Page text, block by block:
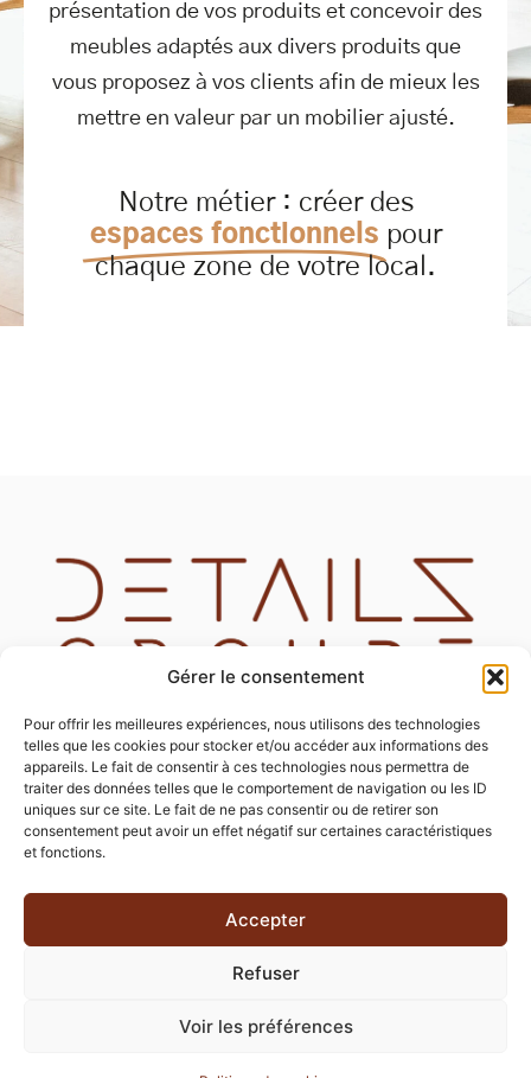
Gérer le consentement
Pour offrir les meilleures expériences, nous utilisons des technologies
telles que les cookies pour stocker et/ou accéder aux informations des
appareils. Le fait de consentir à ces technologies nous permettra de
traiter des données telles que le comportement de navigation ou les ID
uniques sur ce site. Le fait de ne pas consentir ou de retirer son
consentement peut avoir un effet négatif sur certaines caractéristiques
et fonctions.
Accepter
Refuser
Voir les préférences
présentation de vos produits et concevoir des
meubles adaptés aux divers produits que
vous proposez à vos clients afin de mieux les
mettre en valeur par un mobilier ajusté.
Notre métier : créer des
espaces fonctionnels pour
chaque zone de votre local.
05 63 26 11 15
@detailsgroupe
300 Boulevard Montauriol 82000 Montauban